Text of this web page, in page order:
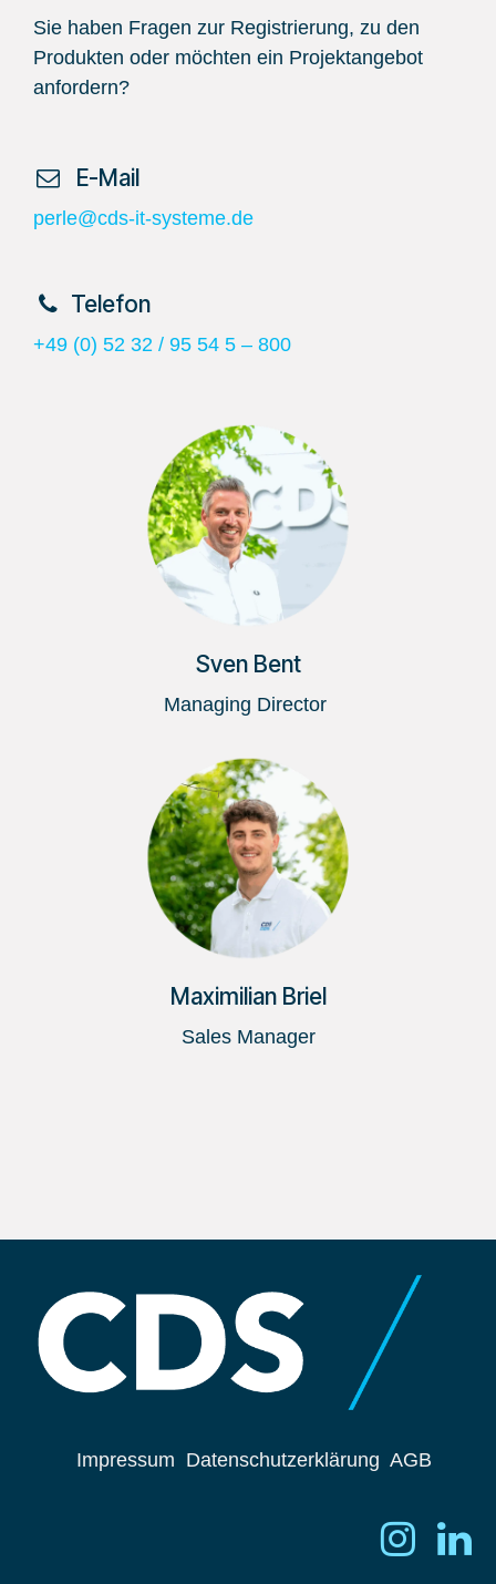
Sie haben Fragen zur Registrierung, zu den
Produkten oder möchten ein Projektangebot
anfordern?
​ E-Mail
perle@cds-it-systeme.de
​Telefon
+49 (0) 52 32 / 95 54 5 – 800
Sven Bent
Managing Director
Maximilian Briel
Sales Manager
Impressum Datenschutzerklärung AGB